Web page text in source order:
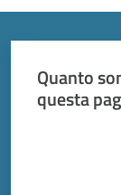
Argomenti
Quanto
questa